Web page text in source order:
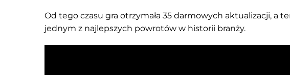
Od tego czasu gra otrzymała 35 darmowych aktualizacji, a
jednym z najlepszych powrotów w historii branży.